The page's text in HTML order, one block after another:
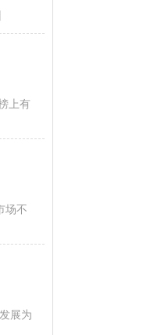
上有
场不
展为